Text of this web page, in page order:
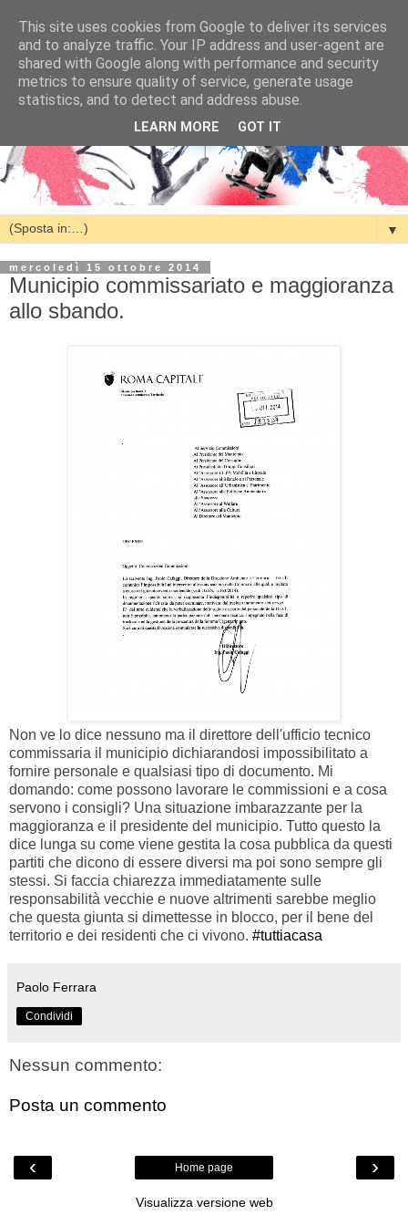
▼
mercoledì 15 ottobre 2014
Municipio commissariato e maggioranza
allo sbando.
Non ve lo dice nessuno ma il direttore dell'ufficio tecnico
commissaria il municipio dichiarandosi impossibilitato a
fornire personale e qualsiasi tipo di documento. Mi
domando: come possono lavorare le commissioni e a cosa
servono i consigli? Una situazione imbarazzante per la
maggioranza e il presidente del municipio. Tutto questo la
dice lunga su come viene gestita la cosa pubblica da questi
partiti che dicono di essere diversi ma poi sono sempre gli
stessi. Si faccia chiarezza immediatamente sulle
responsabilità vecchie e nuove altrimenti sarebbe meglio
che questa giunta si dimettesse in blocco, per il bene del
territorio e dei residenti che ci vivono. #tuttiacasa
Paolo Ferrara
Condividi
Nessun commento:
Posta un commento
‹ ›
Home page
Visualizza versione web
This site uses cookies from Google to deliver its services
and to analyze traffic. Your IP address and user-agent are
shared with Google along with performance and security
metrics to ensure quality of service, generate usage
statistics, and to detect and address abuse.
LEARN MORE GOT IT